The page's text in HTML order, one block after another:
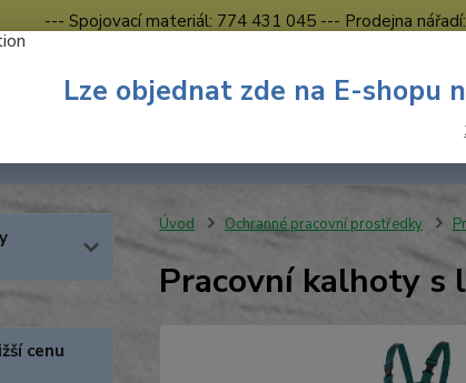
--- Spojovací materiál: 774 431 045 --- Prodejna
cenu
Úvod Ochranné pracovní prostředky
Pracovní kalhoty s
Lze objednat zde na E-shopu